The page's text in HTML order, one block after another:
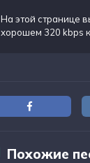
На этой странице
хорошем 320 kbps
Похожие